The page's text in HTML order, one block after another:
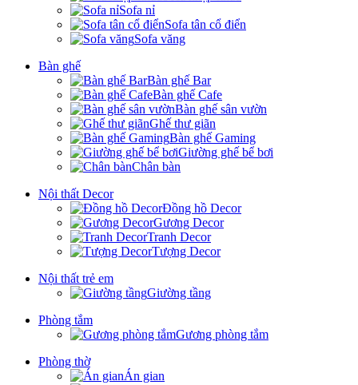
Sofa nỉ
Sofa tân cổ điển
Sofa văng
Bàn ghế
Bàn ghế Bar
Bàn ghế Cafe
Bàn ghế sân vườn
Ghế thư giãn
Bàn ghế Gaming
Giường ghế bể bơi
Chân bàn
Nội thất Decor
Đồng hồ Decor
Gương Decor
Tranh Decor
Tượng Decor
Nội thất trẻ em
Giường tầng
Phòng tắm
Gương phòng tắm
Phòng thờ
Án gian